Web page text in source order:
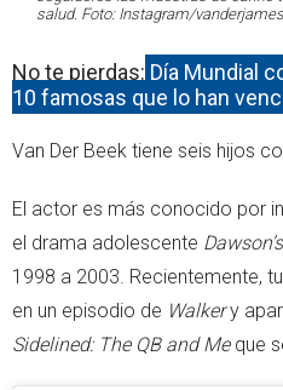
salud. Foto: Instagram/vanderjames
No te pierdas: Día Mundial
10 famosas que lo han
Van Der Beek tiene seis hijos
El actor es más conocido por
el drama adolescente
1998 a 2003. Recientemente,
en un episodio de Walkery
Sidelined: The QB and Meque